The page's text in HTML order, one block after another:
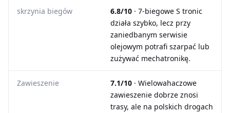
skrzynia biegów 6.8/10 · 7-biegowe S tronic
działa szybko, lecz przy
zaniedbanym serwisie
olejowym potrafi szarpać lub
zużywać mechatronikę.
Zawieszenie 7.1/10 · Wielowahaczowe
zawieszenie dobrze znosi
trasy, ale na polskich drogach